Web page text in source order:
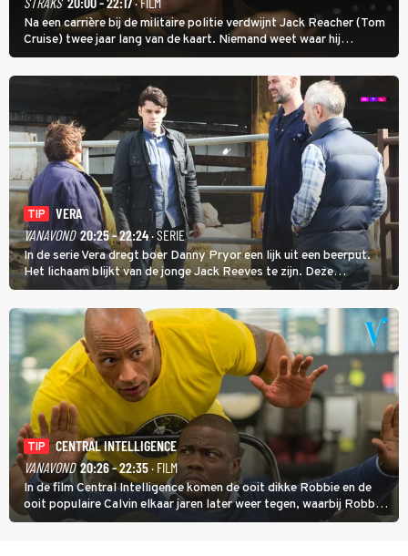
Na een carrière bij de militaire politie verdwijnt Jack Reacher (Tom
Cruise) twee jaar lang van de kaart. Niemand weet waar hij
uithangt, totdat moordverdachte James Barr naar hem vraagt.
TIP
VERA
VANAVOND 20:25 - 22:24· SERIE
In de serie Vera dregt boer Danny Pryor een lijk uit een beerput.
Het lichaam blijkt van de jonge Jack Reeves te zijn. Deze
homoseksuele woonwagenbewoner had gebroken met zijn familie
en verliet het kamp met slaande ruzie.
TIP
CENTRAL INTELLIGENCE
VANAVOND 20:26 - 22:35· FILM
In de film Central Intelligence komen de ooit dikke Robbie en de
ooit populaire Calvin elkaar jaren later weer tegen, waarbij Robbie,
inmiddels supergespierd en werkzaam voor de CIA, Calvins hulp